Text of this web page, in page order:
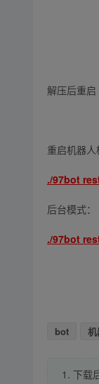
解压后重
重启机器人
./97bot
后台模式：
./97bot
bot
1. 下载